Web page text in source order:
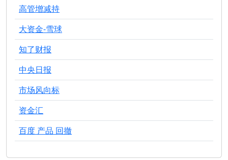
高管增减持
大资金-雪球
知了财报
中央日报
市场风向标
资金汇
百度 产品 回撤